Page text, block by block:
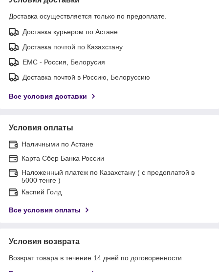
Доставка осуществляется только по предоплате.
Доставка курьером по Астане
Доставка почтой по Казахстану
ЕМС - Россия, Белорусия
Доставка почтой в Россию, Белоруссию
Все условия доставки
Условия оплаты
Наличными по Астане
Карта Сбер Банка России
Наложенный платеж по Казахстану ( с предоплатой в
5000 тенге )
Каспий Голд
Все условия оплаты
Условия возврата
Возврат товара в течение 14 дней по договоренности